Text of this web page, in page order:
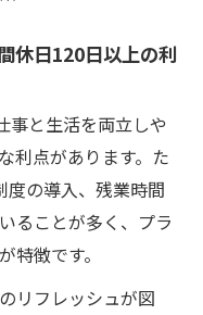
休日120日以上の利
事と生活を両立しや
利点があります。た
度の導入、残業時間
ることが多く、プラ
特徴です。
リフレッシュが図